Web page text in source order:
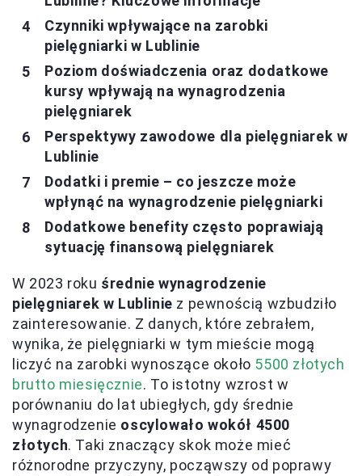
Czynniki wpływające na zarobki
pielęgniarki w Lublinie
Poziom doświadczenia oraz dodatkowe
kursy wpływają na wynagrodzenia
pielęgniarek
Perspektywy zawodowe dla pielęgniarek w
Lublinie
Dodatki i premie – co jeszcze może
wpłynąć na wynagrodzenie pielęgniarki
Dodatkowe benefity często poprawiają
sytuację finansową pielęgniarek
W 2023 roku średnie wynagrodzenie
pielęgniarek w Lublinie z pewnością wzbudziło
zainteresowanie. Z danych, które zebrałem,
wynika, że pielęgniarki w tym mieście mogą
liczyć na zarobki wynoszące około 5500 złotych
brutto miesięcznie. To istotny wzrost w
porównaniu do lat ubiegłych, gdy średnie
wynagrodzenie oscylowało wokół 4500
złotych. Taki znaczący skok może mieć
różnorodne przyczyny, począwszy od poprawy